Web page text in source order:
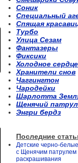
Соник
Специальный
Спящая
Турбо
Улица Сезам
Фантазеры
Фиксики
Холодное сердце
Хранители снов
Чаггингтон
Чародейки
Шарлотта
Щенячий
Энгри бердз
Последние
Детские черно-
с Щенячим патрулем
раскрашивания